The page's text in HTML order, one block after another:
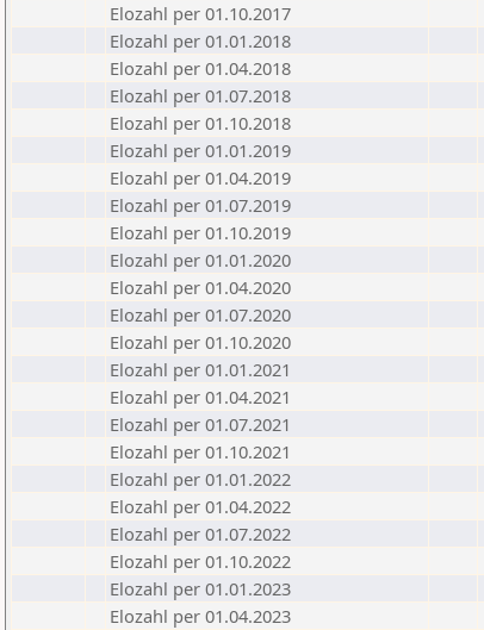
Elozahl per 01.10.2017
Elozahl per 01.01.2018
Elozahl per 01.04.2018
Elozahl per 01.07.2018
Elozahl per 01.10.2018
Elozahl per 01.01.2019
Elozahl per 01.04.2019
Elozahl per 01.07.2019
Elozahl per 01.10.2019
Elozahl per 01.01.2020
Elozahl per 01.04.2020
Elozahl per 01.07.2020
Elozahl per 01.10.2020
Elozahl per 01.01.2021
Elozahl per 01.04.2021
Elozahl per 01.07.2021
Elozahl per 01.10.2021
Elozahl per 01.01.2022
Elozahl per 01.04.2022
Elozahl per 01.07.2022
Elozahl per 01.10.2022
Elozahl per 01.01.2023
Elozahl per 01.04.2023